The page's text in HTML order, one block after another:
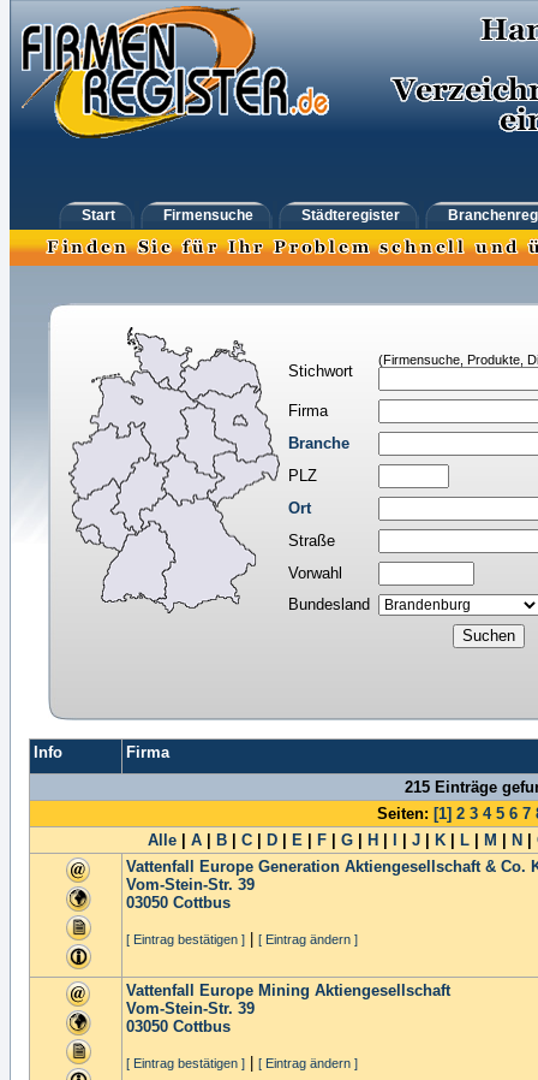
Start Firmensuche Städteregister
Stichwort
(Firmensuche, Produkte,
Firma
Branche
PLZ
Ort
Straße
Vorwahl
Bundesland
Info
Firma
215 Einträge
Seiten: [1] 2 3 4 5 6 7
Alle
A B C D E F G H J K L M N
Vattenfall Europe Generation Aktiengesellschaft & Co.
Vom-Stein-Str. 39
03050 Cottbus
[ Eintrag bestätigen ] [ Eintrag ändern ]
Vattenfall Europe Mining Aktiengesellschaft
Vom-Stein-Str. 39
03050 Cottbus
[ Eintrag bestätigen ] [ Eintrag ändern ]